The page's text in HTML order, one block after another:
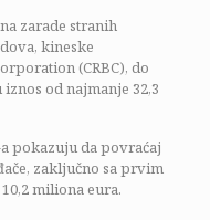
zarade stranih
kineske
(CRBC), do
od najmanje 32,3
pokazuju da povraćaj
zaključno sa prvim
miliona eura.